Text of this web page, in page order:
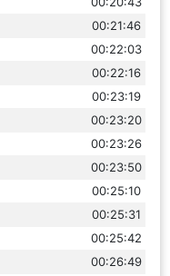
00:21:46
00:22:03
00:22:16
00:23:19
00:23:20
00:23:26
00:23:50
00:25:10
00:25:31
00:25:42
00:26:49